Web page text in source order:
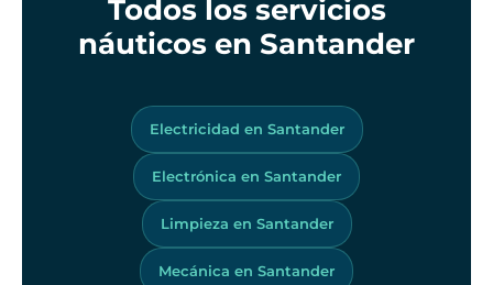
Todos los servicios
náuticos en Santander
Electricidad en Santander
Electrónica en Santander
Limpieza en Santander
Mecánica en Santander